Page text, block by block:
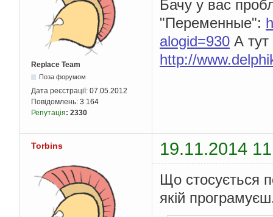
Replace Team
Поза форумом
Дата реєстрації: 07.05.2012
Повідомлень: 3 164
Репутація: 2330
Бачу у вас
"Переменные":
alogid=930 А тут
http://
Torbins 19.11.2014
Що стосується
якій